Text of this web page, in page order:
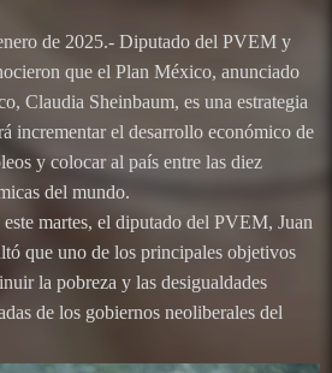
de 2025.- Diputado del PVEM y
que el Plan México, anunciado
Claudia Sheinbaum, es una estrategia
incrementar el desarrollo económico de
y colocar al país entre las diez
del mundo.
martes, el diputado del PVEM, Juan
que uno de los principales objetivos
la pobreza y las desigualdades
de los gobiernos neoliberales del